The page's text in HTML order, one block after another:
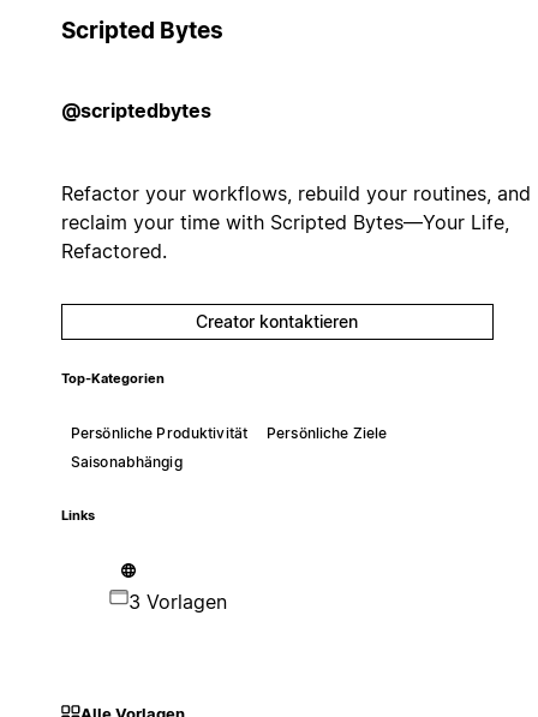
Scripted Bytes
@scriptedbytes
Refactor your workflows, rebuild your routines, and
reclaim your time with Scripted Bytes—Your Life,
Refactored.
Creator kontaktieren
Top-Kategorien
Persönliche Produktivität
Persönliche Ziele
Saisonabhängig
Links
3 Vorlagen